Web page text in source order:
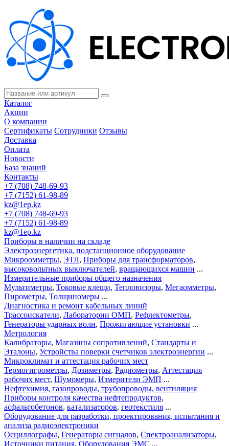
Каталог
Акции
О компании
Сертификаты Сотрудники Отзывы
Доставка
Оплата
Новости
База знаний
Контакты
+7 (708) 748-69-93
+7 (7152) 61-98-89
kz@1ep.kz
+7 (708) 748-69-93
+7 (7152) 61-98-89
kz@1ep.kz
Приборы в наличии на складе
Электроэнергетика, подстанционное оборудование
Микроомметры, ЭТЛ, Приборы для трансформаторов,
высоковольтных выключателей, вращающихся машин ...
Измерительные приборы общего назначения
Мультиметры, Токовые клещи, Тепловизоры, Мегаомметры,
Пирометры, Толщиномеры ...
Диагностика и ремонт кабельных линий
Трассоискатели, Лаборатории ОМП, Рефлектометры,
Генераторы ударных волн, Прожигающие установки ...
Метрология
Калибраторы, Магазины сопротивлений, Стандарты и
Эталоны, Устройства поверки счетчиков электроэнергии ...
Микроклимат и аттестация рабочих мест
Термогигрометры, Дозиметры, Радиометры, Аттестация
рабочих мест, Шумомеры, Измерители ЭМП ...
Нефтехимия, газопроводы, трубопроводы, вентиляция
Приборы контроля качества нефтепродуктов,
асфальтобетонов, катализаторов, геотекстиля ...
Оборудование для разработки, проектирования, испытания и
анализа радиоэлектроники
Осциллографы, Генераторы сигналов, Спектроанализаторы,
Источники питания, Оборудования ЭМС ...